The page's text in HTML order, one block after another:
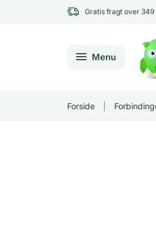
Gratis fragt over 349
Menu
Forside